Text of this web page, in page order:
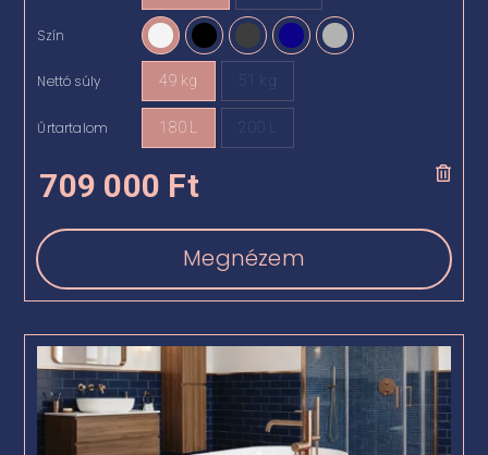
Szín
Nettó súly 49 kg 51 kg
Űrtartalom 180 L 200 L
709 000 Ft
Megnézem